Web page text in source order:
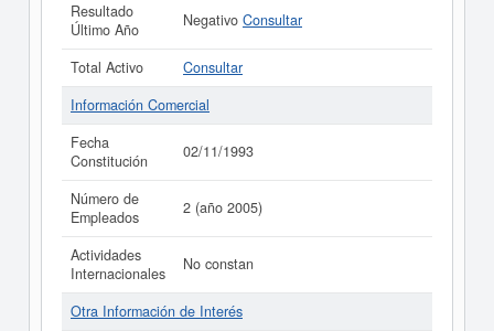
Resultado
Último Año
Negativo Consultar
Total Activo
Consultar
Información Comercial
Fecha
Constitución
02/11/1993
Número de
Empleados
2 (año 2005)
Actividades
Internacionales
No constan
Otra Información de Interés